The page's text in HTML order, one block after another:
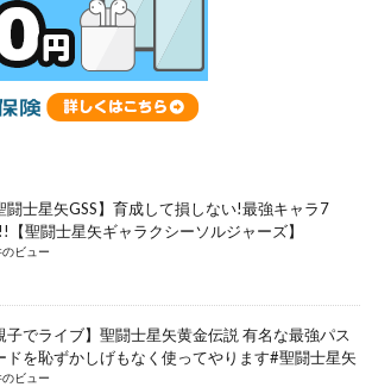
闘士星矢GSS】育成して損しない!最強キャラ7
【聖闘士星矢ギャラクシーソルジャーズ】
ビュー
子でライブ】聖闘士星矢黄金伝説 有名な最強パス
ドを恥ずかしげもなく使ってやります#聖闘士星矢
ビュー